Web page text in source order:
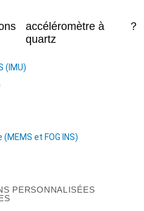
accéléromètre à
quartz
？
(IMU)
et FOG INS)
PERSONNALISÉES